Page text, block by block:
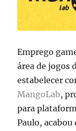
Emprego
área de jogos
estabelecer
MangoLab,
para
Paulo,